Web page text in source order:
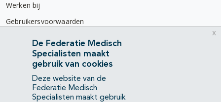
Werken bij
Gebruikersvoorwaarden
Privacyverklaring
Contact
Mercatorlaan 1200
3528 BL Utrecht
De Federatie Medisch
Specialisten maakt
gebruik van cookies
Deze website van de
Federatie Medisch
Specialisten maakt gebruik
x